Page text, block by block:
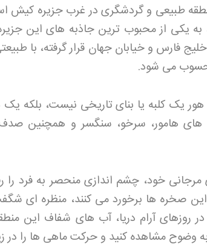
طبیعی و گردشگری در غرب جزیره کیش
به یکی از محبوب ترین جاذبه های این
خلیج فارس و خیابان جهان قرار گرفته، با
می شود.
هور یک کلبه یا بنای تاریخی نیست، بلکه
های هامور، سرخو، سنگسر و همچنین
خود، چشم اندازی منحصر به فرد را
صخره ها برخورد می کنند، منظره ای
روزهای آرام دریا، آب های شفاف این